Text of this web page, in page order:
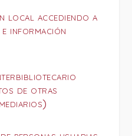
local accediendo a
información
de otras